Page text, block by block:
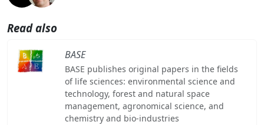
Read also
BASE
BASE publishes original papers in the fields
of life sciences: environmental science and
technology, forest and natural space
management, agronomical science, and
chemistry and bio-industries